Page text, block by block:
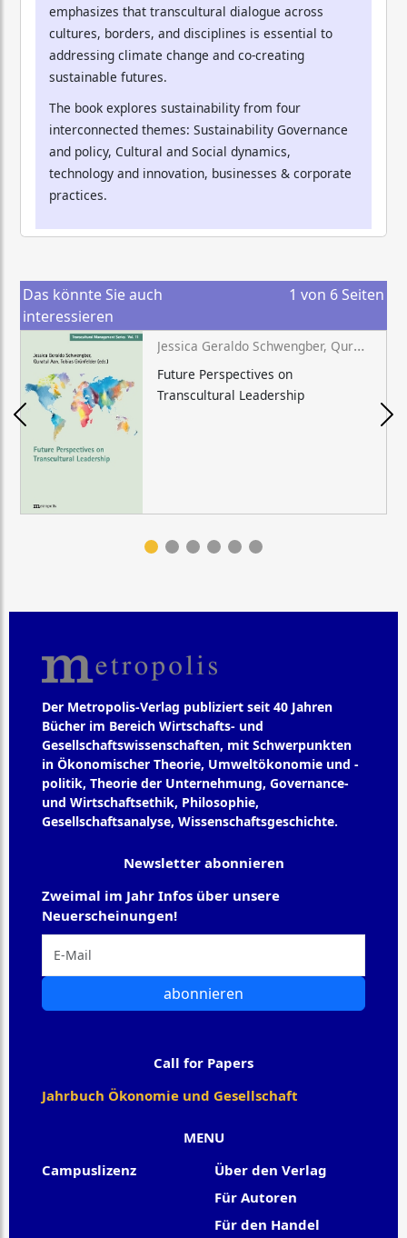
emphasizes that transcultural dialogue across
cultures, borders, and disciplines is essential to
addressing climate change and co-creating
sustainable futures.
The book explores sustainability from four
interconnected themes: Sustainability Governance
and policy, Cultural and Social dynamics,
technology and innovation, businesses & corporate
practices.
Das könnte Sie auch
interessieren
1 von 6 Seiten
Jessica Geraldo Schwengber, Quratul Aan, Tobias Grünfelder (eds.)
Future Perspectives on
Transcultural Leadership
Der Metropolis-Verlag publiziert seit 40 Jahren
Bücher im Bereich Wirtschafts- und
Gesellschaftswissenschaften, mit Schwerpunkten
in Ökonomischer Theorie, Umweltökonomie und -
politik, Theorie der Unternehmung, Governance-
und Wirtschaftsethik, Philosophie,
Gesellschaftsanalyse, Wissenschaftsgeschichte.
MENU
Campuslizenz
Über den Verlag
Für Autoren
Für den Handel
Newsletter abonnieren
Zweimal im Jahr Infos über unsere
Neuerscheinungen!
abonnieren
Call for Papers
Jahrbuch Ökonomie und Gesellschaft